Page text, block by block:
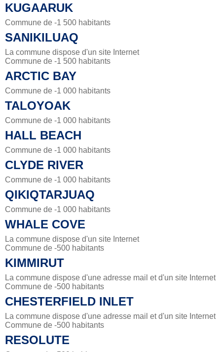
KUGAARUK
Commune de -1 500 habitants
SANIKILUAQ
La commune dispose d'un site Internet
Commune de -1 500 habitants
ARCTIC BAY
Commune de -1 000 habitants
TALOYOAK
Commune de -1 000 habitants
HALL BEACH
Commune de -1 000 habitants
CLYDE RIVER
Commune de -1 000 habitants
QIKIQTARJUAQ
Commune de -1 000 habitants
WHALE COVE
La commune dispose d'un site Internet
Commune de -500 habitants
KIMMIRUT
La commune dispose d'une adresse mail et d'un site Internet
Commune de -500 habitants
CHESTERFIELD INLET
La commune dispose d'une adresse mail et d'un site Internet
Commune de -500 habitants
RESOLUTE